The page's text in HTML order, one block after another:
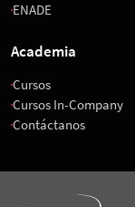
ENADE
Academia
Cursos
Cursos In-Company
Contáctanos